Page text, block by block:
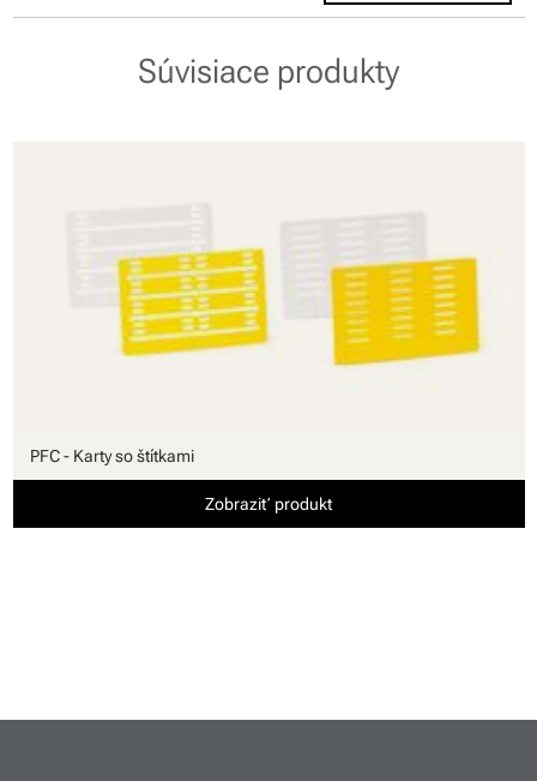
Súvisiace produkty
PFC - Karty so štítkami
Zobraziť produkt